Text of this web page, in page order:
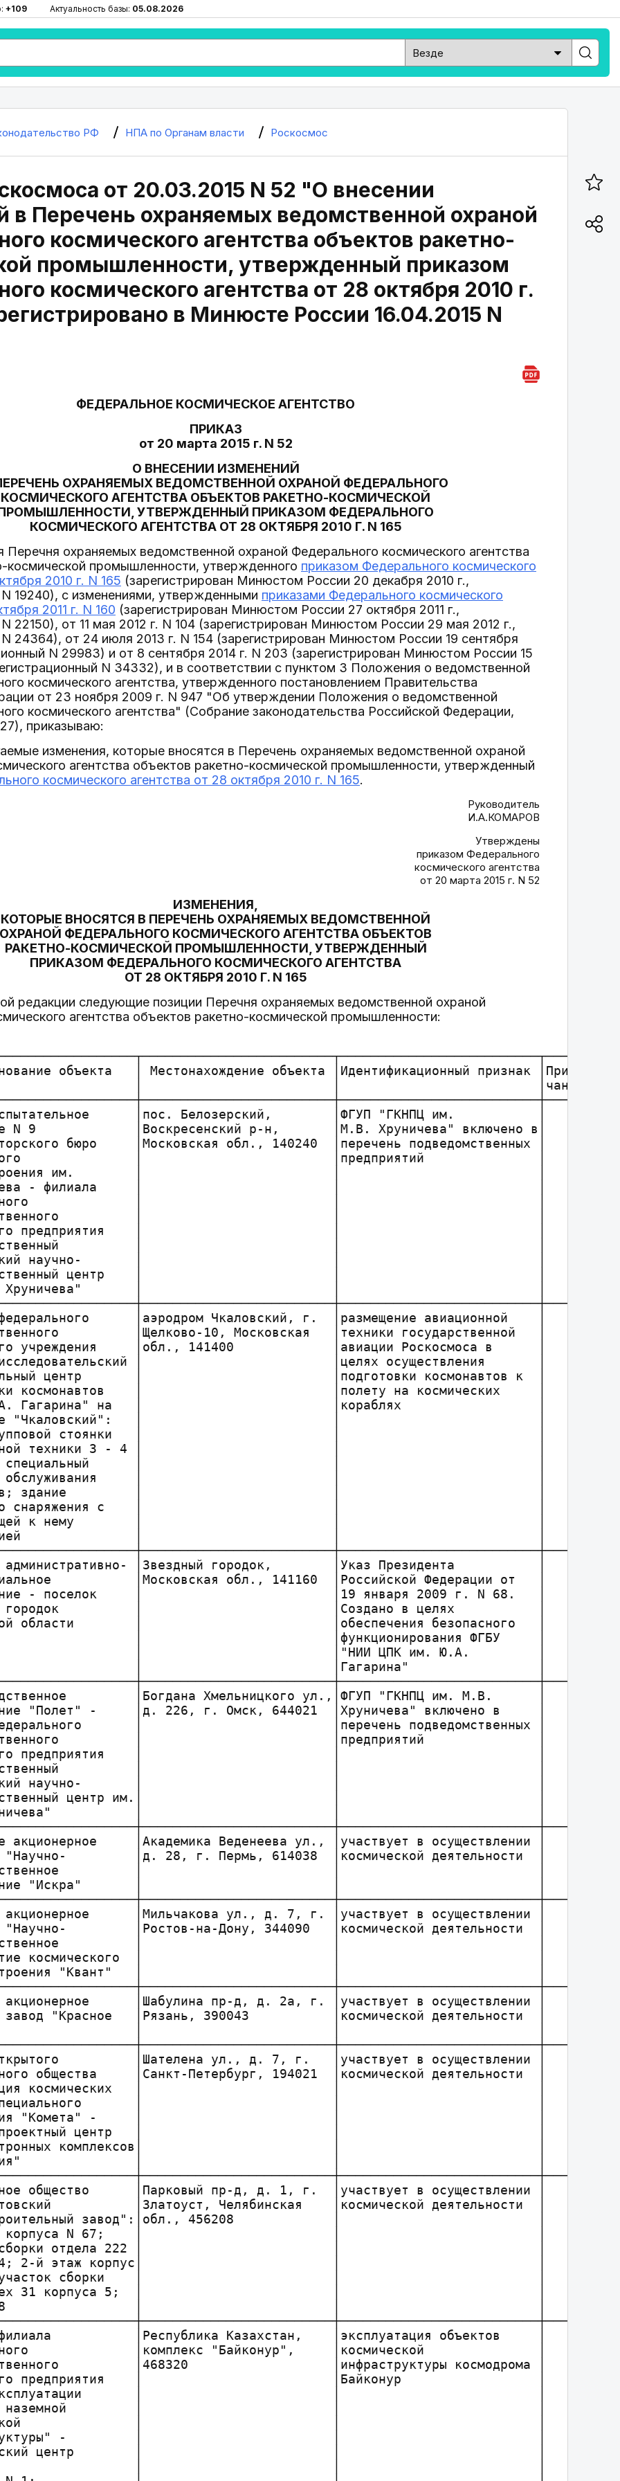
+109 Актуальность базы: 05.08.2026
РФ НПА по Органам власти Роскосмос
от 20.03.2015 N 52 "О внесении
в Перечень охраняемых ведомственной охраной
космического агентства объектов ракетно-
промышленности, утвержденный приказом
космического агентства от 28 октября 2010 г.
в Минюсте России 16.04.2015 N
ФЕДЕРАЛЬНОЕ КОСМИЧЕСКОЕ АГЕНТСТВО
ПРИКАЗ
от 20 марта 2015 г. N 52
О ВНЕСЕНИИ ИЗМЕНЕНИЙ
ОХРАНЯЕМЫХ ВЕДОМСТВЕННОЙ ОХРАНОЙ ФЕДЕРАЛЬНОГО
КОСМИЧЕСКОГО АГЕНТСТВА ОБЪЕКТОВ РАКЕТНО-КОСМИЧЕСКОЙ
УТВЕРЖДЕННЫЙ ПРИКАЗОМ ФЕДЕРАЛЬНОГО
КОСМИЧЕСКОГО АГЕНТСТВА ОТ 28 ОКТЯБРЯ 2010 Г. N 165
Перечня охраняемых ведомственной охраной Федерального космического агентства
космической промышленности, утвержденного приказом Федерального космического
2010 г. N 165 (зарегистрирован Минюстом России 20 декабря 2010 г.,
19240), с изменениями, утвержденными приказами Федерального космического
2011 г. N 160 (зарегистрирован Минюстом России 27 октября 2011 г.,
22150), от 11 мая 2012 г. N 104 (зарегистрирован Минюстом России 29 мая 2012 г.,
24364), от 24 июля 2013 г. N 154 (зарегистрирован Минюстом России 19 сентября
N 29983) и от 8 сентября 2014 г. N 203 (зарегистрирован Минюстом России 15
N 34332), и в соответствии с пунктом 3 Положения о ведомственной
космического агентства, утвержденного постановлением Правительства
от 23 ноября 2009 г. N 947 "Об утверждении Положения о ведомственной
космического агентства" (Собрание законодательства Российской Федерации,
приказываю:
изменения, которые вносятся в Перечень охраняемых ведомственной охраной
агентства объектов ракетно-космической промышленности, утвержденный
космического агентства от 28 октября 2010 г. N 165.
Руководитель
И.А.КОМАРОВ
Утверждены
приказом Федерального
космического агентства
от 20 марта 2015 г. N 52
ИЗМЕНЕНИЯ,
КОТОРЫЕ ВНОСЯТСЯ В ПЕРЕЧЕНЬ ОХРАНЯЕМЫХ ВЕДОМСТВЕННОЙ
ОХРАНОЙ ФЕДЕРАЛЬНОГО КОСМИЧЕСКОГО АГЕНТСТВА ОБЪЕКТОВ
РАКЕТНО-КОСМИЧЕСКОЙ ПРОМЫШЛЕННОСТИ, УТВЕРЖДЕННЫЙ
ПРИКАЗОМ ФЕДЕРАЛЬНОГО КОСМИЧЕСКОГО АГЕНТСТВА
ОТ 28 ОКТЯБРЯ 2010 Г. N 165
редакции следующие позиции Перечня охраняемых ведомственной охраной
агентства объектов ракетно-космической промышленности: